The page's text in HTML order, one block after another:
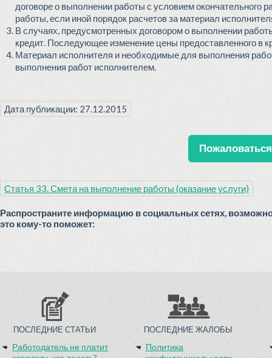
договоре о выполнении работы с условием окончательного
работы, если иной порядок расчетов за материал
В случаях, предусмотренных договором о выполнении
кредит. Последующее изменение цены предоставленного в
Материал исполнителя и необходимые для выполнения
выполнения работ исполнителем.
Дата публикации: 27.12.2015
Статья 33. Смета на выполнение работы (оказание услуги)
Распространите информацию в социальных сетях,
это кому-то поможет:
ПОСЛЕДНИЕ СТАТЬИ
Работодатель не платит
ПОСЛЕДНИЕ ЖАЛОБЫ
Политика